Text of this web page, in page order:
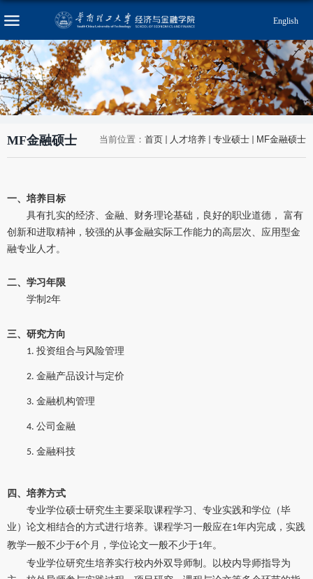
English
当前位置： 首页 人才培养 专业硕士 MF金融硕士
MF金融硕士
一、培养目标
具有扎实的经济、金融、财务理论基础，良好的职业道德， 富有
创新和进取精神，较强的从事金融实际工作能力的高层次、应用型金
融专业人才。
二、学习年限
学制 2年
三、研究方向
1. 投资组合与风险管理
2. 金融产品设计与定价
3. 金融机构管理
4. 公司金融
5. 金融科技
四、培养方式
专业学位硕士研究生主要采取课程学习、专业实践和学位（毕
业）论文相结合的方式进行培养。课程学习一般应在1年内完成，实践
教学一般不少于6个月，学位论文一般不少于1年。
专业学位研究生培养实行校内外双导师制。以校内导师指导为